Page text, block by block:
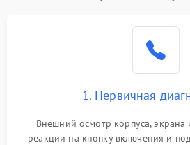
1. Первичная
Внешний осмотр корпуса, экрана
реакции на кнопку включения и